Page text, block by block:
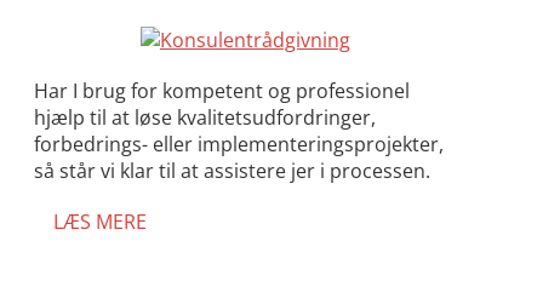
Har I brug for kompetent og professionel
hjælp til at løse kvalitetsudfordringer,
forbedrings- eller implementeringsprojekter,
så står vi klar til at assistere jer i processen.
LÆS MERE